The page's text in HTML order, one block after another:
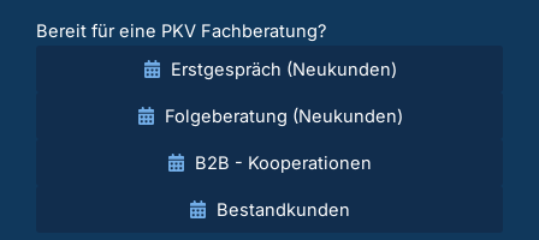
Bereit für eine PKV Fachberatung?
Erstgespräch (Neukunden)
Folgeberatung (Neukunden)
B2B - Kooperationen
Bestandkunden